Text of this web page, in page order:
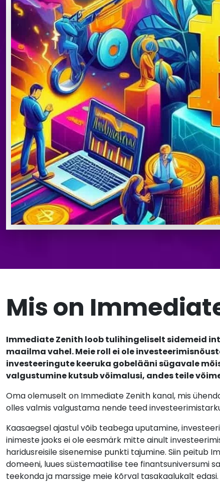
Mis on
Immediate Zenith loob tulihingeliselt sidemeid
maailma vahel. Meie roll ei ole
investeeringute keeruka gobelääni sügavale
valgustumine kutsub võimalusi, andes teile
Oma olemuselt on Immediate Zenith kanal, mis
olles valmis valgustama nende teed
Kaasaegsel ajastul võib teabega uputamine,
inimeste jaoks ei ole eesmärk mitte ainult
haridusreisile sisenemise punkti tajumine. Siin peitub
domeeni, luues süstemaatilise tee finantsuniversumi
teekonda ja marssige meie kõrval tasakaalukalt edasi.